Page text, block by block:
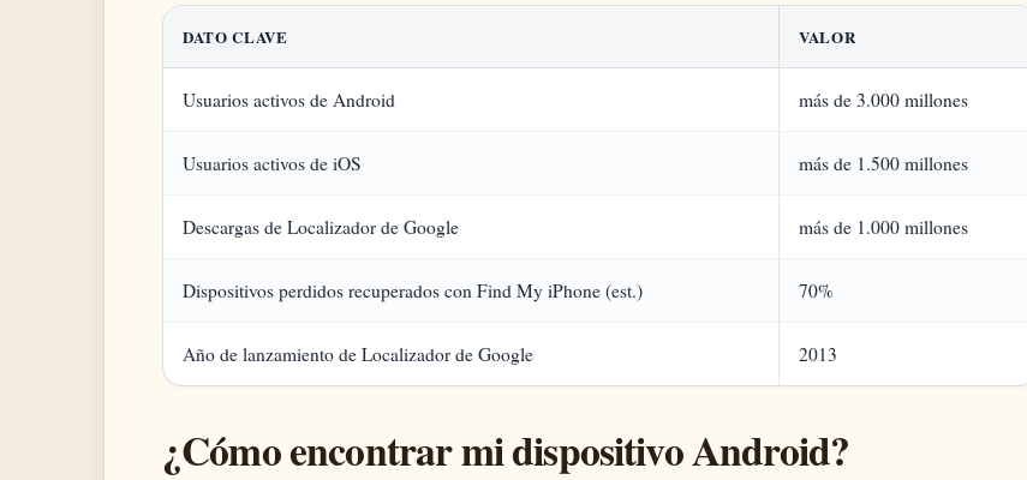
DATO CLAVE VALOR
Usuarios activos de Android más de 3.000 millones
Usuarios activos de iOS más de 1.500 millones
Descargas de Localizador de Google más de 1.000 millones
Dispositivos perdidos recuperados con Find My iPhone (est.) 70%
Año de lanzamiento de Localizador de Google 2013
¿Cómo encontrar mi dispositivo Android?